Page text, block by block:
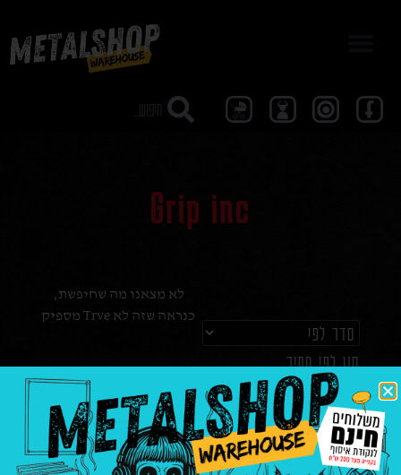
Grip inc
סנן לפי מחיר
₪
8
—
₪
3008
לא מצאנו מה שחיפשת,
כנראה שזה לא Trve מספיק